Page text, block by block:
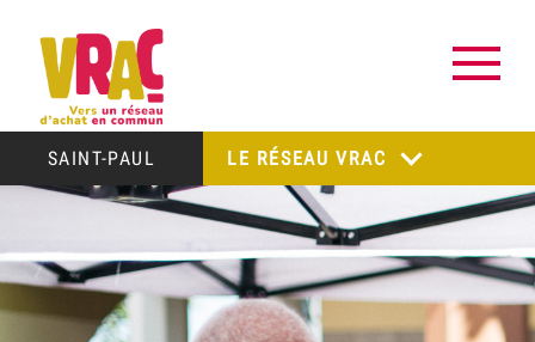
SAINT-PAUL LE RÉSEAU VRAC